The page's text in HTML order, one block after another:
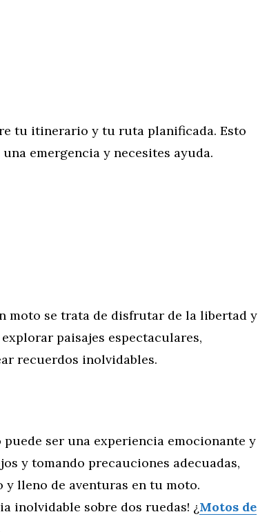
tu itinerario y tu ruta planificada. Esto
emergencia y necesites ayuda.
moto se trata de disfrutar de la libertad y
paisajes espectaculares,
recuerdos inolvidables.
ser una experiencia emocionante y
y tomando precauciones adecuadas,
lleno de aventuras en tu moto.
inolvidable sobre dos ruedas! ¿Motos de